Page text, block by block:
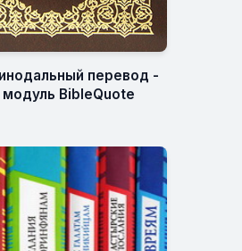
перевод -
модуль BibleQuote